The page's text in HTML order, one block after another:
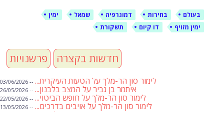
בעולם בחירות דמוגרפיה שמאל
ימין
ימין מזויף
דו קיום תשקורת
פרשנויות חדשות בקצרה
לימור סון הר-מלך על הטעות העיקרית... -- 03/06/2026
איתמר בן גביר על המצב בלבנון... -- 26/05/2026
לימור סון הר-מלך על חופש הביטוי... -- 22/05/2026
לימור סון הר-מלך על אויבים בדרכים... -- 13/05/2026
שבועת אמונים לדעאש